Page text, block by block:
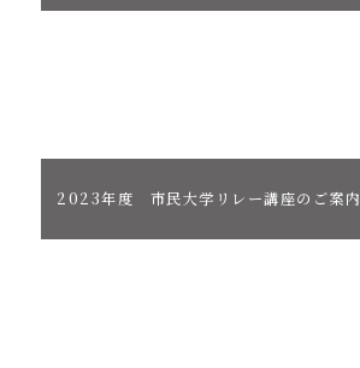
2023年度 市民大学リレー講座のご案内